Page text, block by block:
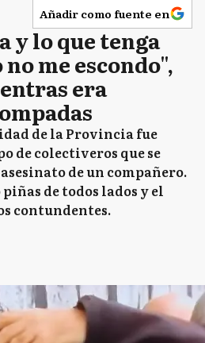
Añadir como fuente en
y lo que tenga
me escondo",
era
de la Provincia fue
de colectiveros que se
de un compañero.
de todos lados y el
contundentes.